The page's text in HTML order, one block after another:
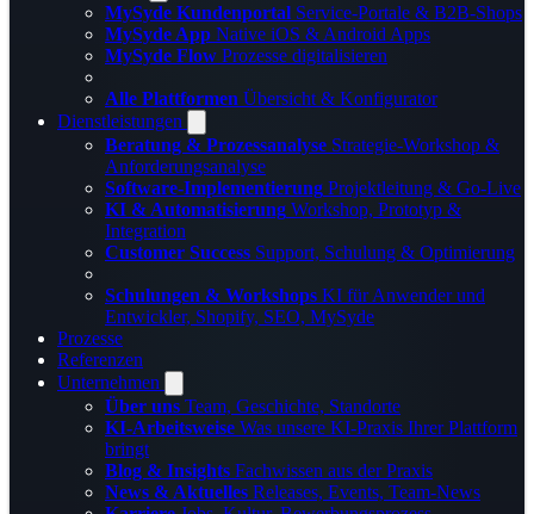
MySyde Kundenportal Service-Portale & B2B-Shops
MySyde App Native iOS & Android Apps
MySyde Flow Prozesse digitalisieren
Alle Plattformen Übersicht & Konfigurator
Dienstleistungen
Beratung & Prozessanalyse Strategie-Workshop &
Anforderungsanalyse
Software-Implementierung Projektleitung & Go-Live
KI & Automatisierung Workshop, Prototyp &
Integration
Customer Success Support, Schulung & Optimierung
Schulungen & Workshops KI für Anwender und
Entwickler, Shopify, SEO, MySyde
Prozesse
Referenzen
Unternehmen
Über uns Team, Geschichte, Standorte
KI-Arbeitsweise Was unsere KI-Praxis Ihrer Plattform
bringt
Blog & Insights Fachwissen aus der Praxis
News & Aktuelles Releases, Events, Team-News